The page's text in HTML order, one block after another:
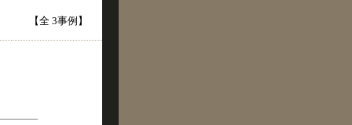
【全 3事例】